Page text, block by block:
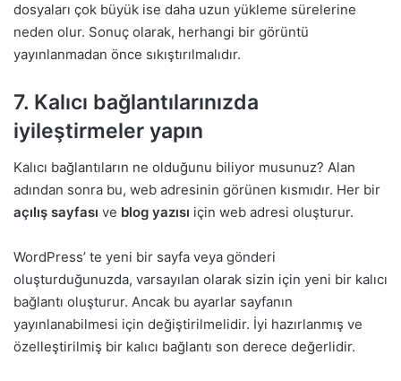
dosyaları çok büyük ise daha uzun yükleme sürelerine
neden olur. Sonuç olarak, herhangi bir görüntü
yayınlanmadan önce sıkıştırılmalıdır.
7. Kalıcı bağlantılarınızda
iyileştirmeler yapın
Kalıcı bağlantıların ne olduğunu biliyor musunuz? Alan
adından sonra bu, web adresinin görünen kısmıdır. Her bir
açılış sayfası ve blog yazısı için web adresi oluşturur.
WordPress’ te yeni bir sayfa veya gönderi
oluşturduğunuzda, varsayılan olarak sizin için yeni bir kalıcı
bağlantı oluşturur. Ancak bu ayarlar sayfanın
yayınlanabilmesi için değiştirilmelidir. İyi hazırlanmış ve
özelleştirilmiş bir kalıcı bağlantı son derece değerlidir.